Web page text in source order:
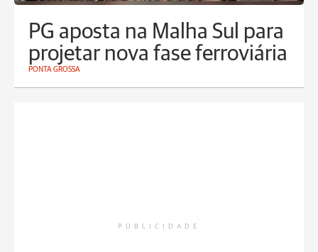
PG aposta na Malha Sul para
projetar nova fase ferroviária
PONTA GROSSA
PUBLICIDADE